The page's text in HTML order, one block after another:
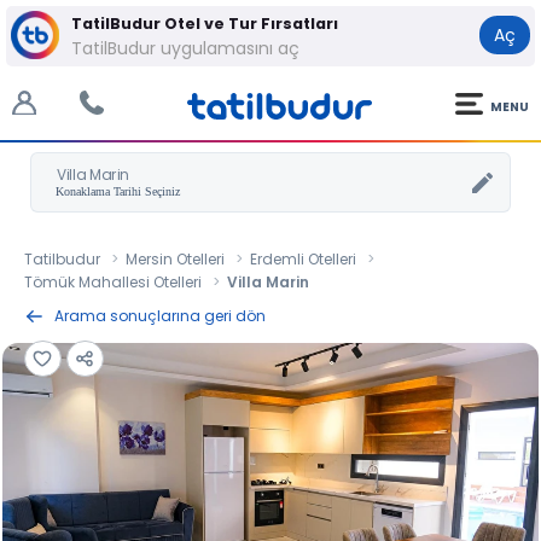
TatilBudur Otel ve Tur Fırsatları
TatilBudur uygulamasını aç
Aç
MENU
Villa Marin
Tatilbudur Mersin Otelleri
Erdemli Otelleri
Tömük Mahallesi Otelleri
Villa Marin
Arama sonuçlarına geri dön